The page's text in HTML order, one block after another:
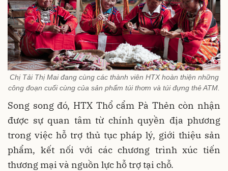
Chị Tải Thị Mai đang cùng các thành viên HTX hoàn thiện những
công đoạn cuối cùng của sản phẩm túi thơm và túi đựng thẻ ATM.
Song song đó, HTX Thổ cẩm Pà Thẻn còn nhận
được sự quan tâm từ chính quyền địa phương
trong việc hỗ trợ thủ tục pháp lý, giới thiệu sản
phẩm, kết nối với các chương trình xúc tiến
thương mại và nguồn lực hỗ trợ tại chỗ.